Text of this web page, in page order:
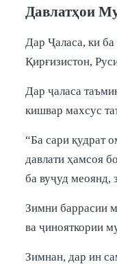
Давлатҳои
Дар Ҷаласа, ки
Қирғизистон,
Дар ҷаласа
кишвар махсус
“Ба сари қудрат
давлати ҳамсоя
ба вуҷуд меоянд,
Зимни баррасии
ва ҷинояткории
Зимнан, дар ин